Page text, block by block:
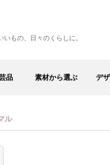
いもの、日々のくらしに。
品 素材から選ぶ デ
ル